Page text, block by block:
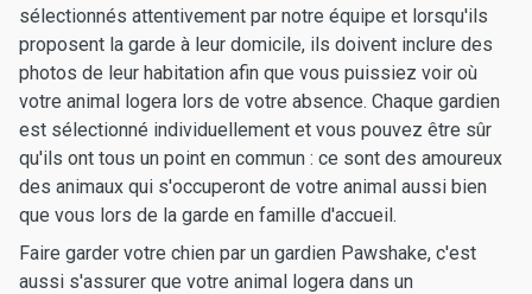
sélectionnés attentivement par notre équipe et lorsqu'ils
proposent la garde à leur domicile, ils doivent inclure des
photos de leur habitation afin que vous puissiez voir où
votre animal logera lors de votre absence. Chaque gardien
est sélectionné individuellement et vous pouvez être sûr
qu'ils ont tous un point en commun : ce sont des amoureux
des animaux qui s'occuperont de votre animal aussi bien
que vous lors de la garde en famille d'accueil.
Faire garder votre chien par un gardien Pawshake, c'est
aussi s'assurer que votre animal logera dans un